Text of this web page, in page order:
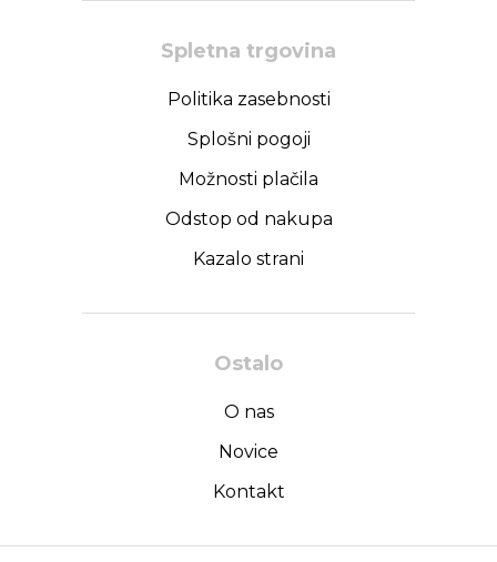
Spletna trgovina
Politika zasebnosti
Splošni pogoji
Možnosti plačila
Odstop od nakupa
Kazalo strani
Ostalo
O nas
Novice
Kontakt